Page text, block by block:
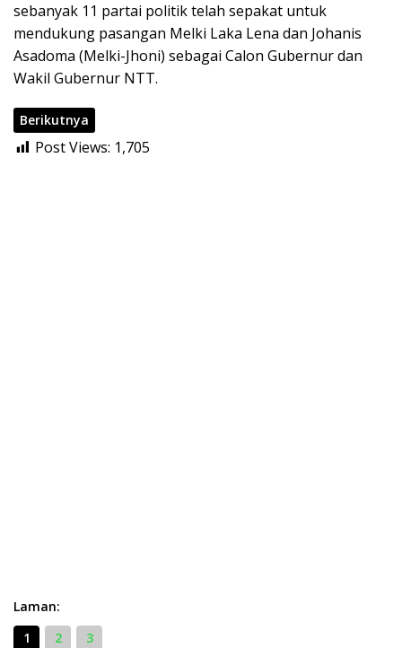
sebanyak 11 partai politik telah sepakat untuk
mendukung pasangan Melki Laka Lena dan Johanis
Asadoma (Melki-Jhoni) sebagai Calon Gubernur dan
Wakil Gubernur NTT.
Berikutnya
Post Views: 1,705
Laman:
1
2 3